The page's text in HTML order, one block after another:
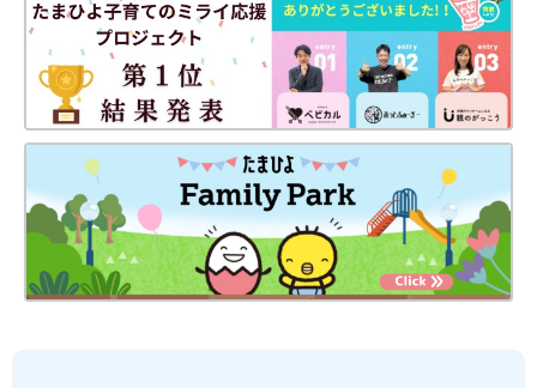
セミナーでは、佐藤先生監修のアプリの紹介もありました。
2020年2月に登場した『マイエピ』というもので、アレルギーや
アナフィラキシーに関する医学的に正しい情報を提供するアプリ
長谷川さんも『マイエピ』を使ってみたそう。
「アプリには食物アレルギー対応のレシピを見られる機能もある
のがいいな、と思いました。アレルギーの子も、そうでない子も
一緒においしそうに食べる様子を見られるのはとてもハッピーで